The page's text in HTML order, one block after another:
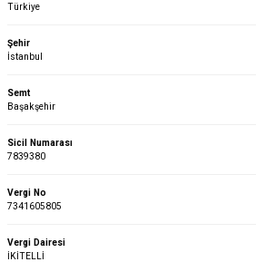
Türkiye
Şehir
İstanbul
Semt
Başakşehir
Sicil Numarası
7839380
Vergi No
7341605805
Vergi Dairesi
İKİTELLİ